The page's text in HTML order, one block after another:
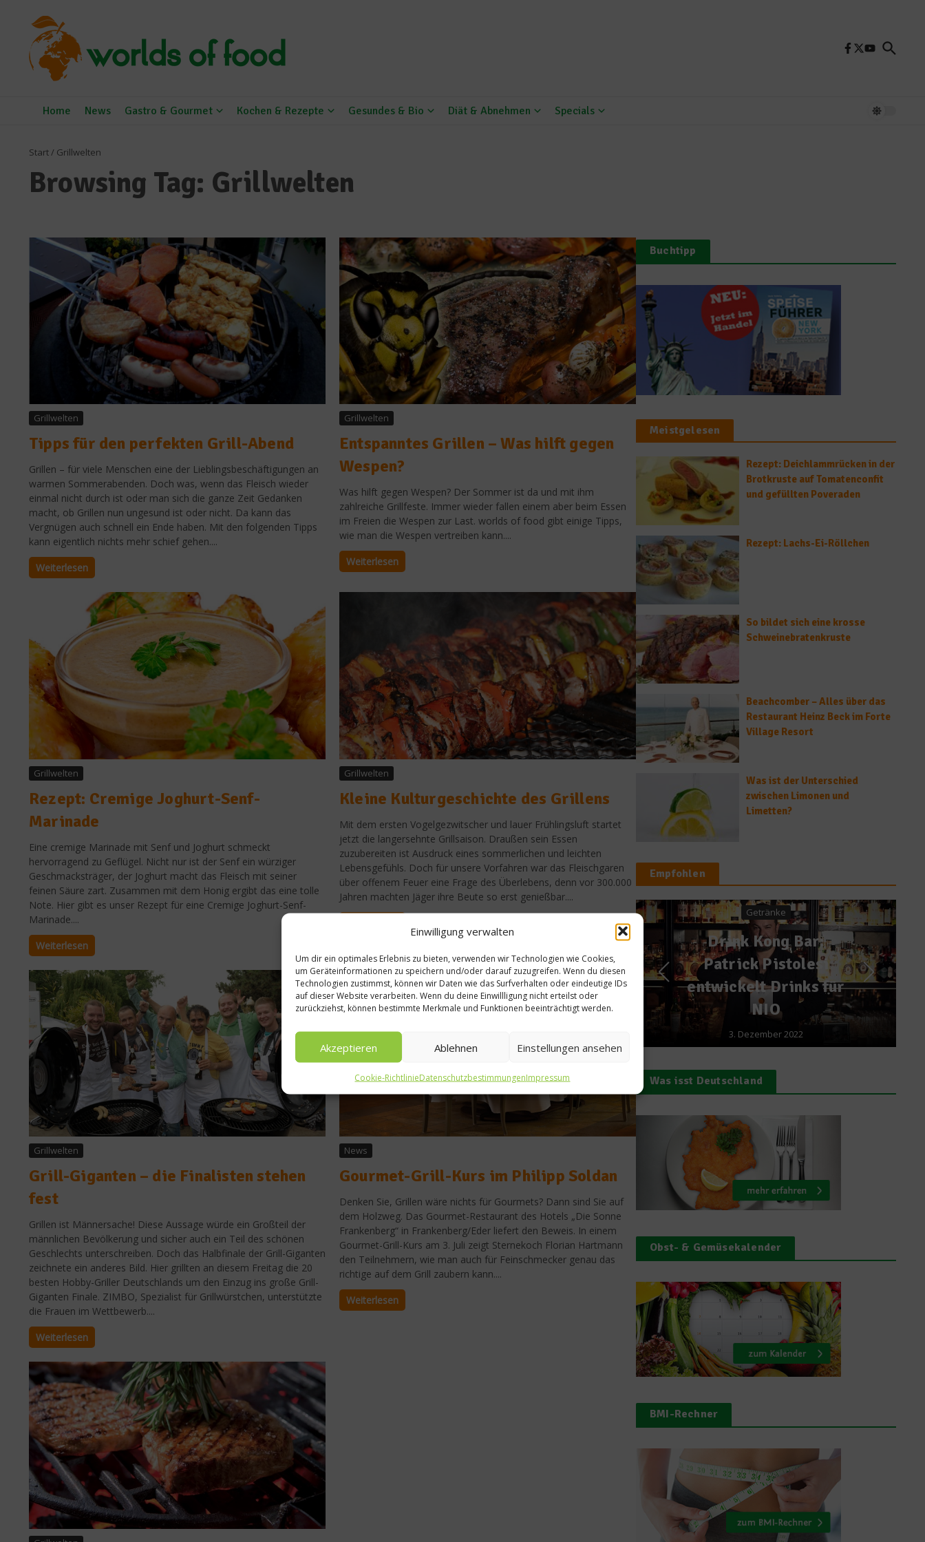
Einwilligung verwalten
Um dir ein optimales Erlebnis zu bieten, verwenden wir Technologien wie Cookies,
um Geräteinformationen zu speichern und/oder darauf zuzugreifen. Wenn du diesen
Technologien zustimmst, können wir Daten wie das Surfverhalten oder eindeutige IDs
auf dieser Website verarbeiten. Wenn du deine Einwillligung nicht erteilst oder
zurückziehst, können bestimmte Merkmale und Funktionen beeinträchtigt werden.
Akzeptieren Ablehnen Einstellungen ansehen
Cookie-RichtlinieDatenschutzbestimmungenImpressum
Home News Gastro & Gourmet Kochen & Rezepte Gesundes & Bio Diät & Abnehmen Specials
Start/ Grillwelten
Browsing Tag: Grillwelten
Grillwelten
Tipps für den perfekten Grill-Abend
Grillen – für viele Menschen eine der Lieblingsbeschäftigungen an
warmen Sommerabenden. Doch was, wenn das Fleisch wieder
einmal nicht durch ist oder man sich die ganze Zeit Gedanken
macht, ob Grillen nun ungesund ist oder nicht. Da kann das
Vergnügen auch schnell ein Ende haben. Mit den folgenden Tipps
kann eigentlich nichts mehr schief gehen....
Weiterlesen
Grillwelten
Entspanntes Grillen – Was hilft gegen
Wespen?
Was hilft gegen Wespen? Der Sommer ist da und mit ihm
zahlreiche Grillfeste. Immer wieder fallen einem aber beim Essen
im Freien die Wespen zur Last. worlds of food gibt einige Tipps,
wie man die Wespen vertreiben kann....
Weiterlesen
Grillwelten
Rezept: Cremige Joghurt-Senf-
Marinade
Eine cremige Marinade mit Senf und Joghurt schmeckt
hervorragend zu Geflügel. Nicht nur ist der Senf ein würziger
Geschmacksträger, der Joghurt macht das Fleisch mit seiner
feinen Säure zart. Zusammen mit dem Honig ergibt das eine tolle
Note. Hier gibt es unser Rezept für eine Cremige Joghurt-Senf-
Marinade....
Weiterlesen
Grillwelten
Kleine Kulturgeschichte des Grillens
Mit dem ersten Vogelgezwitscher und lauer Frühlingsluft startet
jetzt die langersehnte Grillsaison. Draußen sein Essen
zuzubereiten ist Ausdruck eines sommerlichen und leichten
Lebensgefühls. Doch für unsere Vorfahren war das Fleischgaren
über offenem Feuer eine Frage des Überlebens, denn vor 300.000
Jahren machten Jäger ihre Beute so erst genießbar....
Grillwelten
Grill-Giganten – die Finalisten stehen
fest
Grillen ist Männersache! Diese Aussage würde ein Großteil der
männlichen Bevölkerung und sicher auch ein Teil des schönen
Geschlechts unterschreiben. Doch das Halbfinale der Grill-Giganten
zeichnete ein anderes Bild. Hier grillten an diesem Freitag die 20
besten Hobby-Griller Deutschlands um den Einzug ins große Grill-
Giganten Finale. ZIMBO, Spezialist für Grillwürstchen, unterstützte
die Frauen im Wettbewerb....
Weiterlesen
News
Gourmet-Grill-Kurs im Philipp Soldan
Denken Sie, Grillen wäre nichts für Gourmets? Dann sind Sie auf
dem Holzweg. Das Gourmet-Restaurant des Hotels „Die Sonne
Frankenberg“ in Frankenberg/Eder liefert den Beweis. In einem
Gourmet-Grill-Kurs am 3. Juli zeigt Sternekoch Florian Hartmann
den Teilnehmern, wie man auch für Feinschmecker genau das
richtige auf dem Grill zaubern kann....
Weiterlesen
Buchtipp
Meistgelesen
Rezept: Deichlammrücken in der
Brotkruste auf Tomatenconfit
und gefüllten Poveraden
Rezept: Lachs-Ei-Röllchen
So bildet sich eine krosse
Schweinebratenkruste
Beachcomber – Alles über das
Restaurant Heinz Beck im Forte
Village Resort
Was ist der Unterschied
zwischen Limonen und
Limetten?
Empfohlen
Getränke
Drink Kong Bar:
Patrick Pistolesi
entwickelt Drinks für
NIO
Rezepte
Lachsschnitzel mit
Champignonkruste
7. Juli 2011
Was isst Deutschland
Obst- & Gemüsekalender
BMI-Rechner